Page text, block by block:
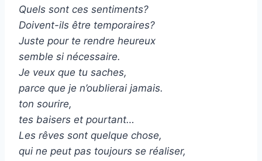
Quels sont ces sentiments?
Doivent-ils être temporaires?
Juste pour te rendre heureux
semble si nécessaire.
Je veux que tu saches,
parce que je n’oublierai jamais.
ton sourire,
tes baisers et pourtant…
Les rêves sont quelque chose,
qui ne peut pas toujours se réaliser,